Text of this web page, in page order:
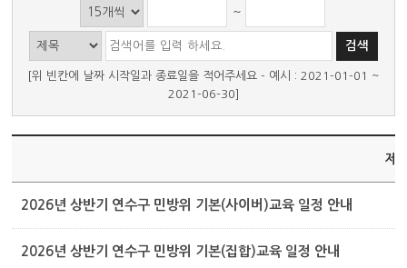
~
[위 빈칸에 날짜 시작일과 종료일을 적어주세요 - 예시 : 2021-01-01 ~
2021-06-30]
제
2026년 상반기 연수구 민방위 기본(사이버)교육 일정 안내
2026년 상반기 연수구 민방위 기본(집합)교육 일정 안내